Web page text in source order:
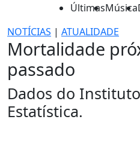
ÚltimasMúsica
NOTÍCIAS | ATUALIDADE
Mortalidade
passado
Dados do
Estatística.